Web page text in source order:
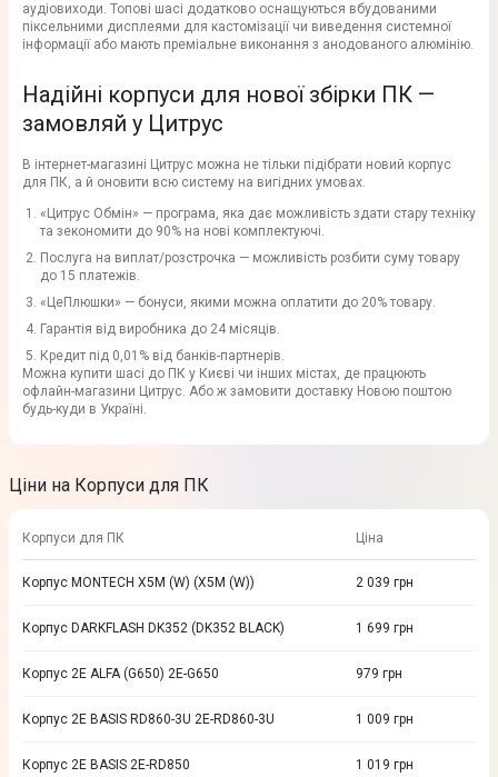
аудіовиходи. Топові шасі додатково оснащуються вбудованими
піксельними дисплеями для кастомізації чи виведення системної
інформації або мають преміальне виконання з анодованого алюмінію.
Надійні корпуси для нової збірки ПК —
замовляй у Цитрус
В інтернет-магазині Цитрус можна не тільки підібрати новий корпус
для ПК, а й оновити всю систему на вигідних умовах.
«Цитрус Обмін» — програма, яка дає можливість здати стару техніку
та зекономити до 90% на нові комплектуючі.
Послуга на виплат/розстрочка — можливість розбити суму товару
до 15 платежів.
«ЦеПлюшки» — бонуси, якими можна оплатити до 20% товару.
Гарантія від виробника до 24 місяців.
Кредит під 0,01% від банків-партнерів.
Можна купити шасі до ПК у Києві чи інших містах, де працюють
офлайн-магазини Цитрус. Або ж замовити доставку Новою поштою
будь-куди в Україні.
Ціни на Корпуси для ПК
Корпуси для ПК Ціна
Корпус MONTECH X5M (W) (X5M (W)) 2 039 грн
Корпус DARKFLASH DK352 (DK352 BLACK) 1 699 грн
Корпус 2E ALFA (G650) 2E-G650 979 грн
Корпус 2E BASIS RD860-3U 2E-RD860-3U 1 009 грн
Корпус 2E BASIS 2E-RD850 1 019 грн